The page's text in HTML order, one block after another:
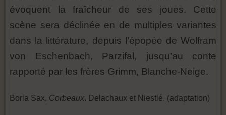
évoquent la fraîcheur de ses joues. Cette
scène sera déclinée en de multiples variantes
dans la littérature, depuis l’épopée de Wolfram
von Eschenbach, Parzifal, jusqu’au conte
rapporté par les frères Grimm, Blanche-Neige.
Boria Sax, Corbeaux. Delachaux et Niestlé. (adaptation)